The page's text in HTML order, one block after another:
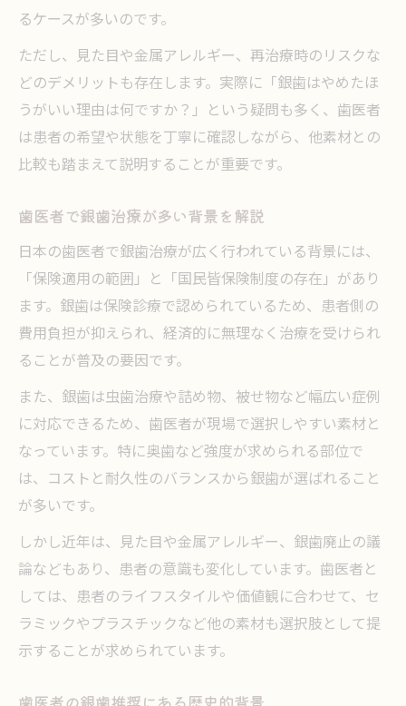
歯医者で比較する銀歯と白い歯の違い
歯医者視点で見る審美性と機能性の比較
歯医者が提案する銀歯と白い歯の選び方
歯医者で人気の銀歯と白い歯の判断基準
歯医者に相談したい見た目と使い心地
歯医者で語る銀歯とセラミックの違い
歯医者が解説するセラミックの特徴と利点
歯医者で選ぶ銀歯とセラミックの費用比較
歯医者の現場で実感する素材ごとの耐久性
歯医者が重視する見た目と体への影響
保険適用で選べる銀歯以外の治療法
歯医者で相談できる銀歯以外の保険治療
歯医者が説明するCAD/CAM冠のメリット
歯医者で選ぶ保険適用の白い歯治療とは
るケースが多いのです。
ただし、見た目や金属アレルギー、再治療時のリスクな
どのデメリットも存在します。実際に「銀歯はやめたほ
うがいい理由は何ですか？」という疑問も多く、歯医者
は患者の希望や状態を丁寧に確認しながら、他素材との
比較も踏まえて説明することが重要です。
歯医者で銀歯治療が多い背景を解説
日本の歯医者で銀歯治療が広く行われている背景には、
「保険適用の範囲」と「国民皆保険制度の存在」があり
ます。銀歯は保険診療で認められているため、患者側の
費用負担が抑えられ、経済的に無理なく治療を受けられ
ることが普及の要因です。
また、銀歯は虫歯治療や詰め物、被せ物など幅広い症例
に対応できるため、歯医者が現場で選択しやすい素材と
なっています。特に奥歯など強度が求められる部位で
は、コストと耐久性のバランスから銀歯が選ばれること
が多いです。
しかし近年は、見た目や金属アレルギー、銀歯廃止の議
論などもあり、患者の意識も変化しています。歯医者と
しては、患者のライフスタイルや価値観に合わせて、セ
ラミックやプラスチックなど他の素材も選択肢として提
示することが求められています。